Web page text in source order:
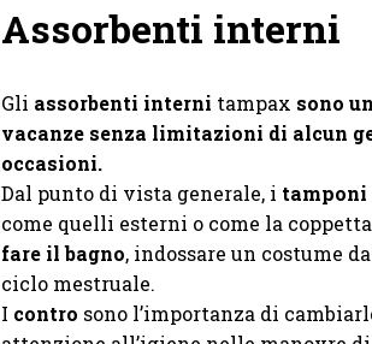
Assorbenti interni
Gli assorbenti interni tampax sono
vacanze senza limitazioni di alcun
occasioni.
Dal punto di vista generale, i
come quelli esterni o come la
fare il bagno, indossare un costume
ciclo mestruale.
I contro sono l’importanza di